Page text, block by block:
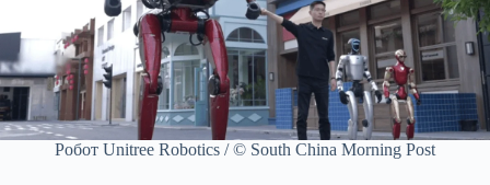
Робот Unitree Robotics / © South China Morning Post